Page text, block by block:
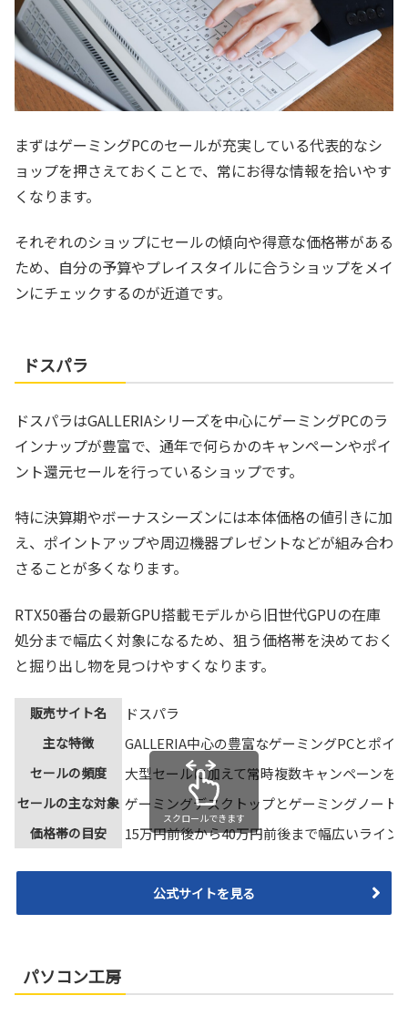
まずはゲーミングPCのセールが充実している代表的なシ
ョップを押さえておくことで、常にお得な情報を拾いやす
くなります。
それぞれのショップにセールの傾向や得意な価格帯がある
ため、自分の予算やプレイスタイルに合うショップをメイ
ンにチェックするのが近道です。
ドスパラ
ドスパラはGALLERIAシリーズを中心にゲーミングPCのラ
インナップが豊富で、通年で何らかのキャンペーンやポイ
ント還元セールを行っているショップです。
特に決算期やボーナスシーズンには本体価格の値引きに加
え、ポイントアップや周辺機器プレゼントなどが組み合わ
さることが多くなります。
RTX50番台の最新GPU搭載モデルから旧世代GPUの在庫
処分まで幅広く対象になるため、狙う価格帯を決めておく
と掘り出し物を見つけやすくなります。
販売サイト名 ドスパラ
主な特徴 GALLERIA中心の豊富なゲーミングPCとポイ
セールの頻度 大型セールに加えて常時複数キャンペーンを
セールの主な対象 ゲーミングデスクトップとゲーミングノート
価格帯の目安 15万円前後から40万円前後まで幅広いライン
スクロールできます
公式サイトを見る
パソコン工房